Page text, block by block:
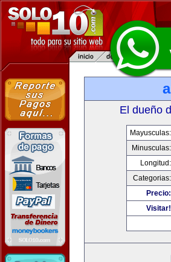
El dueño
Mayusculas:
Minusculas:
Longitud:
Categorias:
Precio:
Visitar!